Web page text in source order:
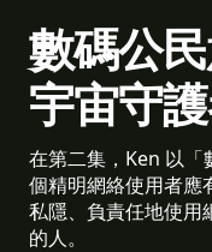
數碼公
宇宙守
在第二集，Ken 以「
個精明網絡使用者應
私隱、負責任地使用
的人。